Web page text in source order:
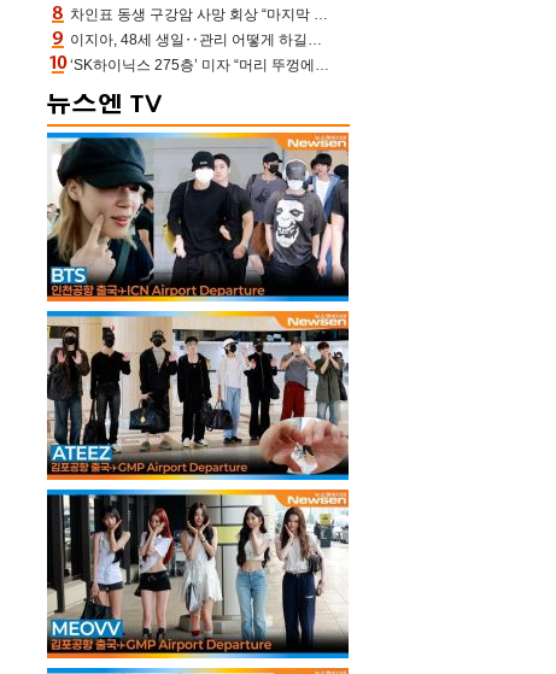
차인표 동생 구강암 사망 회상 “마지막 순간 동생 손 잡아준 신애라, 두고두고 고마워” (신애라이프)
이지아, 48세 생일‥관리 어떻게 하길래 놀라운 동안 미모
‘SK하이닉스 275층’ 미자 “머리 뚜껑에서 사, 주식만 안 해도 돈 버는 것”